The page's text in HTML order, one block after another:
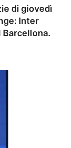
di giovedì
Inter
Barcellona.